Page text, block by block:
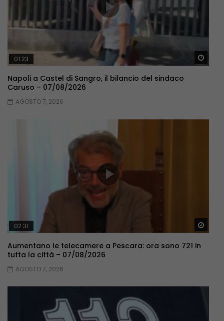
01:23
Napoli a Castel di Sangro, il bilancio del sindaco
Caruso – 07/08/2026
AGOSTO 7, 2026
02:31
Aumentano le telecamere a Pescara: ora sono 721 in
tutta la città – 07/08/2026
AGOSTO 7, 2026